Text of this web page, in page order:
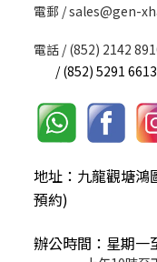
電郵 / sales@gen-
電話 / (852) 2142
/ (852) 5291 6613
地址：九龍觀塘鴻
預約)
辦公時間：星期一